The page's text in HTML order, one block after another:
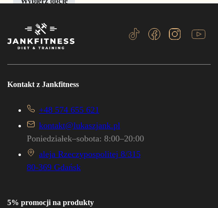
Kontakt z Jankfitness
+48 574 655 621
kontakt@lukaszjank.pl
Poniedziałek–sobota: 8:00–20:00
aleja Rzeczypospolitej 8/315
80-369 Gdańsk
5% promocji na produkty